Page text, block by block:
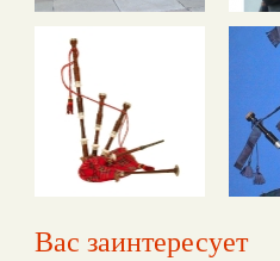
Вас заинтересует